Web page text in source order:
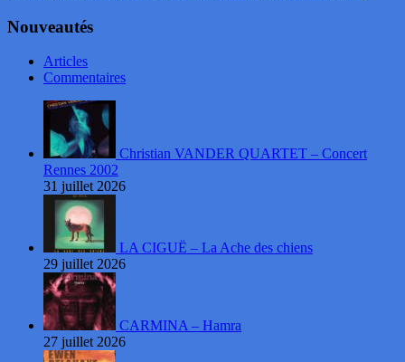
Nouveautés
Articles
Commentaires
Christian VANDER QUARTET – Concert
Rennes 2002
31 juillet 2026
LA CIGUË – La Ache des chiens
29 juillet 2026
CARMINA – Hamra
27 juillet 2026